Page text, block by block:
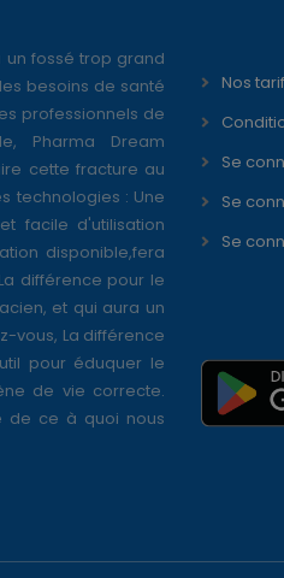
un fossé trop grand
besoins de santé
professionnels de
Pharma Dream
cette fracture au
technologies : Une
facile d'utilisation
disponible,fera
différence pour le
et qui aura un
vous, La différence
pour éduquer le
de vie correcte.
de ce à quoi nous
Nos
Se
Se
Se